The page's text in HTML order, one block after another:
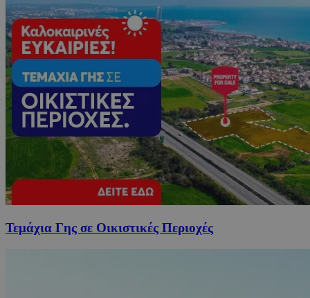
Τεμάχια Γης σε Οικιστικές Περιοχές